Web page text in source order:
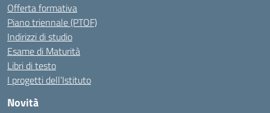
Offerta formativa
Piano triennale (PTOF)
Indirizzi di studio
Esame di Maturità
Libri di testo
I progetti dell’Istituto
Novità